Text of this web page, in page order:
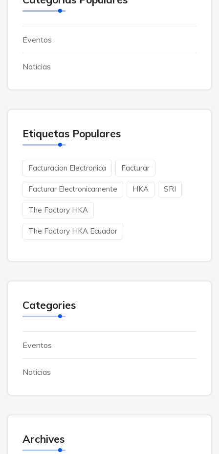
Eventos
Noticias
Etiquetas Populares
Facturacion Electronica Facturar
Facturar Electronicamente HKA SRI
The Factory HKA
The Factory HKA Ecuador
Categories
Eventos
Noticias
Archives